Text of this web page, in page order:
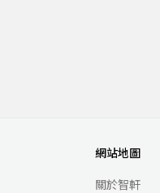
網站地圖
關於智軒